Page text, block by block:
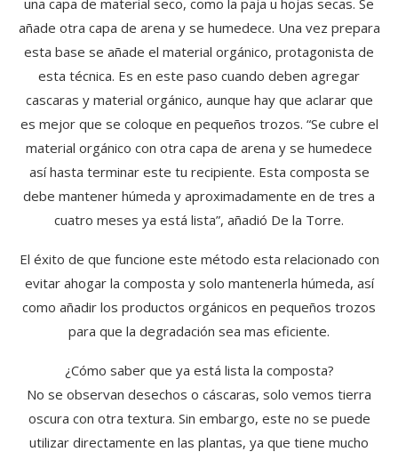
añade otra capa de arena y se humedece. Una vez prepara
esta base se añade el material orgánico, protagonista de
esta técnica. Es en este paso cuando deben agregar
cascaras y material orgánico, aunque hay que aclarar que
es mejor que se coloque en pequeños trozos. “Se cubre el
material orgánico con otra capa de arena y se humedece
así hasta terminar este tu recipiente. Esta composta se
debe mantener húmeda y aproximadamente en de tres a
cuatro meses ya está lista”, añadió De la Torre.
El éxito de que funcione este método esta relacionado con
evitar ahogar la composta y solo mantenerla húmeda, así
como añadir los productos orgánicos en pequeños trozos
para que la degradación sea mas eficiente.
¿Cómo saber que ya está lista la composta?
No se observan desechos o cáscaras, solo vemos tierra
oscura con otra textura. Sin embargo, este no se puede
utilizar directamente en las plantas, ya que tiene mucho